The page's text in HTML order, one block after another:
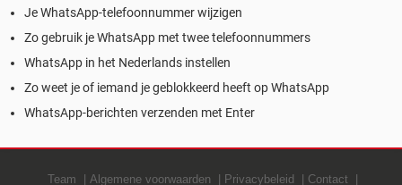
Je WhatsApp-telefoonnummer wijzigen
Zo gebruik je WhatsApp met twee telefoonnummers
WhatsApp in het Nederlands instellen
Zo weet je of iemand je geblokkeerd heeft op WhatsApp
WhatsApp-berichten verzenden met Enter
Team Algemene voorwaarden Privacybeleid Contact